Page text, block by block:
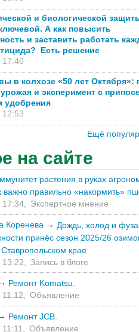
и биологической
А как повысить
и заставить работать
Есть решение
17:40
в колхозе «50 лет Октября»:
и эксперимент с
удобрения
12:53
Ещё
на сайте
растения в руках
важно правильно «накормить»
Экспертное мнение
Коренева → Дождь, холод и
принёс сезон 2025/26
крае
Запись в блоге
Ремонт Komatsu.
Объявление
Ремонт JCB.
Объявление